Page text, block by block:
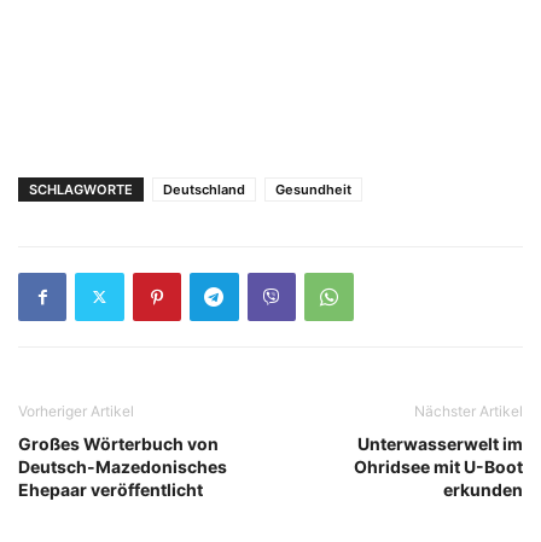
SCHLAGWORTE Deutschland Gesundheit
Vorheriger Artikel
Großes Wörterbuch von
Deutsch-Mazedonisches
Ehepaar veröffentlicht
Nächster Artikel
Unterwasserwelt im
Ohridsee mit U-Boot
erkunden